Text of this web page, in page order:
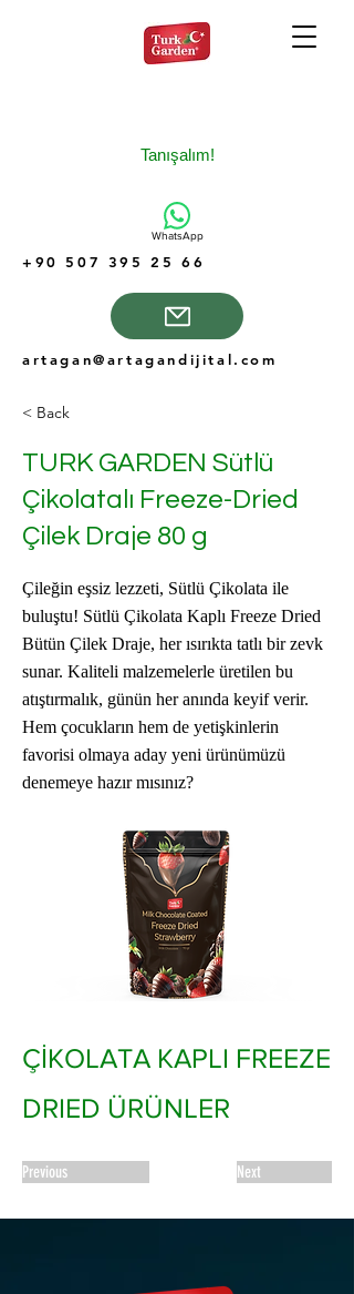
Tanışalım!
WhatsApp
+90 507 395 25 66
artagan@artagandijital.com
< Back
TURK GARDEN Sütlü
Çikolatalı Freeze-Dried
Çilek Draje 80 g
Çileğin eşsiz lezzeti, Sütlü Çikolata ile
buluştu! Sütlü Çikolata Kaplı Freeze Dried
Bütün Çilek Draje, her ısırıkta tatlı bir zevk
sunar. Kaliteli malzemelerle üretilen bu
atıştırmalık, günün her anında keyif verir.
Hem çocukların hem de yetişkinlerin
favorisi olmaya aday yeni ürünümüzü
denemeye hazır mısınız?
ÇİKOLATA KAPLI FREEZE
DRIED ÜRÜNLER
Previous Next